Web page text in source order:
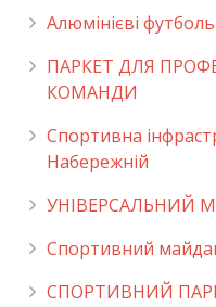
Алюмінієві
ПАРКЕТ ДЛЯ
КОМАНДИ
Спортивна
Набережній
УНІВЕРСАЛЬНИЙ
Cпортивний
СПОРТИВНИЙ